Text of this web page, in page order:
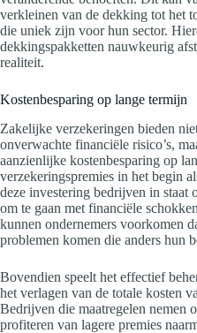
verkleinen van de dekking tot het
die uniek zijn voor hun sector.
dekkingspakketten nauwkeurig
realiteit.
Kostenbesparing op lange termijn
Zakelijke verzekeringen bieden
onverwachte financiële risico’s,
aanzienlijke kostenbesparing op
verzekeringspremies in het begin
deze investering bedrijven in staat
om te gaan met financiële
kunnen ondernemers voorkomen
problemen komen die anders hun
Bovendien speelt het effectief
het verlagen van de totale kosten
Bedrijven die maatregelen nemen
profiteren van lagere premies